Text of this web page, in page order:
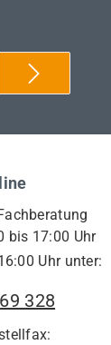
bis 17:00 Uhr
Uhr unter:
328